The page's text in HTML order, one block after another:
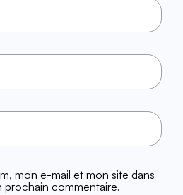
mon e-mail et mon site dans
prochain commentaire.